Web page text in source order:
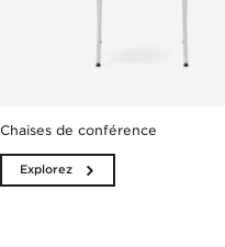
Chaises de conférence
Explorez